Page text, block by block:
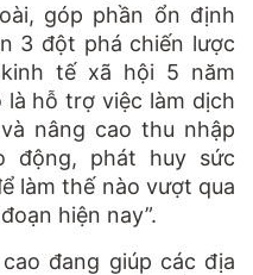
góp phần ổn định
3 đột phá chiến lược
tế xã hội 5 năm
là hỗ trợ việc làm dịch
nâng cao thu nhập
động, phát huy sức
làm thế nào vượt qua
hiện nay”.
đang giúp các địa